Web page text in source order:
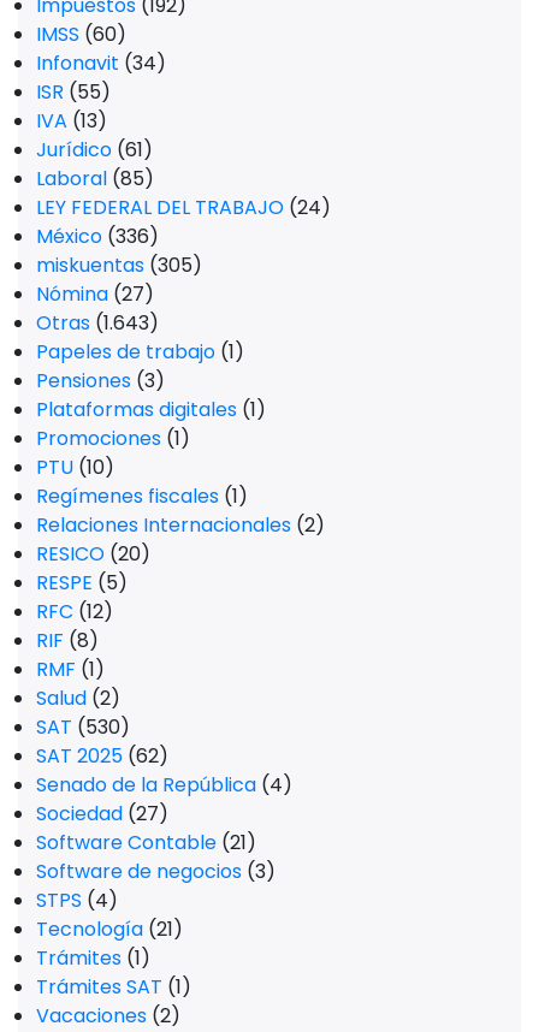
IMSS (60)
Infonavit (34)
ISR (55)
IVA (13)
Jurídico (61)
Laboral (85)
LEY FEDERAL DEL TRABAJO (24)
México (336)
miskuentas (305)
Nómina (27)
Otras (1.643)
Papeles de trabajo (1)
Pensiones (3)
Plataformas digitales (1)
Promociones (1)
PTU (10)
Regímenes fiscales (1)
Relaciones Internacionales (2)
RESICO (20)
RESPE (5)
RFC (12)
RIF (8)
RMF (1)
Salud (2)
SAT (530)
SAT 2025 (62)
Senado de la República (4)
Sociedad (27)
Software Contable (21)
Software de negocios (3)
STPS (4)
Tecnología (21)
Trámites (1)
Trámites SAT (1)
Vacaciones (2)